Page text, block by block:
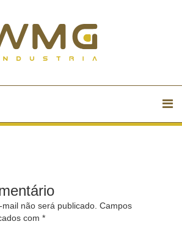
não será publicado. Campos
com *